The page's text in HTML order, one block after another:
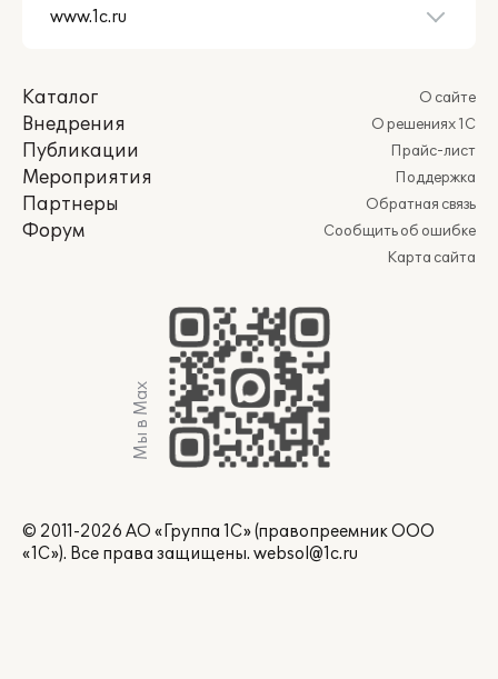
Каталог
Внедрения
Публикации
Мероприятия
Партнеры
Форум
О сайте
О решениях 1С
Прайс-лист
Поддержка
Обратная связь
Сообщить об ошибке
Карта сайта
Мы в Max
© 2011-2026 АО «Группа 1С» (правопреемник ООО
«1С»). Все права защищены. websol@1c.ru